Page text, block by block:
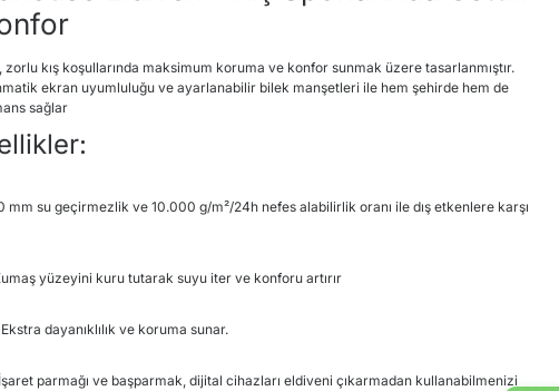
kış koşullarında maksimum koruma ve konfor sunmak üzere tasarlanmıştır.
ekran uyumluluğu ve ayarlanabilir bilek manşetleri ile hem şehirde hem de
sağlar
mm su geçirmezlik ve 10.000 g/m²/24h nefes alabilirlik oranı ile dış etkenlere karşı
yüzeyini kuru tutarak suyu iter ve konforu artırır
Ekstra dayanıklılık ve koruma sunar.
İşaret parmağı ve başparmak, dijital cihazları eldiveni çıkarmadan kullanabilmenizi